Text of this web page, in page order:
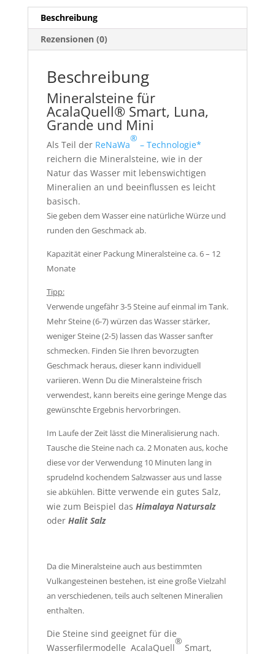
Beschreibung
Rezensionen (0)
Beschreibung
Mineralsteine für
AcalaQuell® Smart, Luna,
Grande und Mini
Als Teil der ReNaWa
®
– Technologie*
reichern die Mineralsteine, wie in der
Natur das Wasser mit lebenswichtigen
Mineralien an und beeinflussen es leicht
basisch.
Sie geben dem Wasser eine natürliche Würze und
runden den Geschmack ab.
Kapazität einer Packung Mineralsteine ca. 6 – 12
Monate
Tipp:
Verwende ungefähr 3-5 Steine auf einmal im Tank.
Mehr Steine (6-7) würzen das Wasser stärker,
weniger Steine (2-5) lassen das Wasser sanfter
schmecken. Finden Sie Ihren bevorzugten
Geschmack heraus, dieser kann individuell
variieren. Wenn Du die Mineralsteine frisch
verwendest, kann bereits eine geringe Menge das
gewünschte Ergebnis hervorbringen.
Im Laufe der Zeit lässt die Mineralisierung nach.
Tausche die Steine nach ca. 2 Monaten aus, koche
diese vor der Verwendung 10 Minuten lang in
sprudelnd kochendem Salzwasser aus und lasse
sie abkühlen.Bitte verwende ein gutes Salz,
wie zum Beispiel das Himalaya Natursalz
oder Halit Salz
Da die Mineralsteine auch aus bestimmten
Vulkangesteinen bestehen, ist eine große Vielzahl
an verschiedenen, teils auch seltenen Mineralien
enthalten.
Die Steine sind geeignet für die
Wasserfilermodelle AcalaQuell
®
Smart,